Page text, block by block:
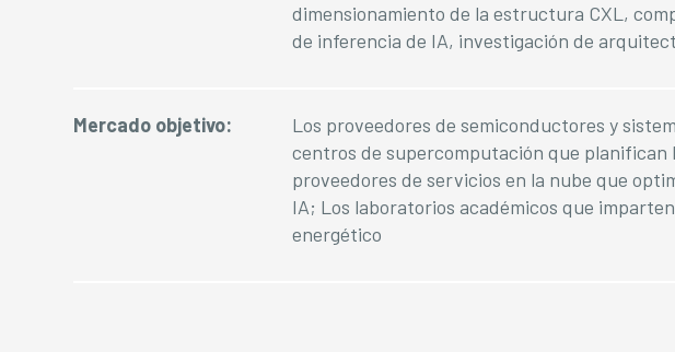
dimensionamiento de la estructura CXL,
de inferencia de IA, investigación de
Mercado objetivo:
Los proveedores de semiconductores y
centros de supercomputación que planifican
proveedores de servicios en la nube que
IA; Los laboratorios académicos que
energético